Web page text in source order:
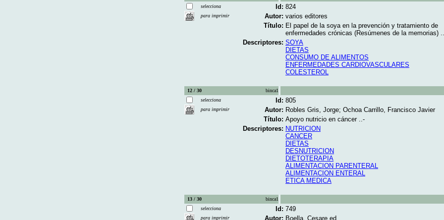
selecciona
para imprimir
Id: 824
Autor: varios editores
Título: El papel de la soya en la prevención y tratamiento de
enfermedades crónicas (Resúmenes de la memorias)
Descriptores: SOYA
DIETAS
CONSUMO DE ALIMENTOS
ENFERMEDADES CARDIOVASCULARES
COLESTEROL
12 / 30
binca1
selecciona
para imprimir
Id: 805
Autor: Robles Gris, Jorge; Ochoa Carrillo, Francisco Javier
Título: Apoyo nutricio en cáncer ..-
Descriptores: NUTRICION
CANCER
DIETAS
DESNUTRICION
DIETOTERAPIA
ALIMENTACION PARENTERAL
ALIMENTACION ENTERAL
ETICA MEDICA
13 / 30
binca1
selecciona
para imprimir
Id: 749
Autor: Boella, Cesare ed